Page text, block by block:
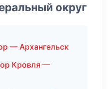
округ
— Архангельск
Кровля —